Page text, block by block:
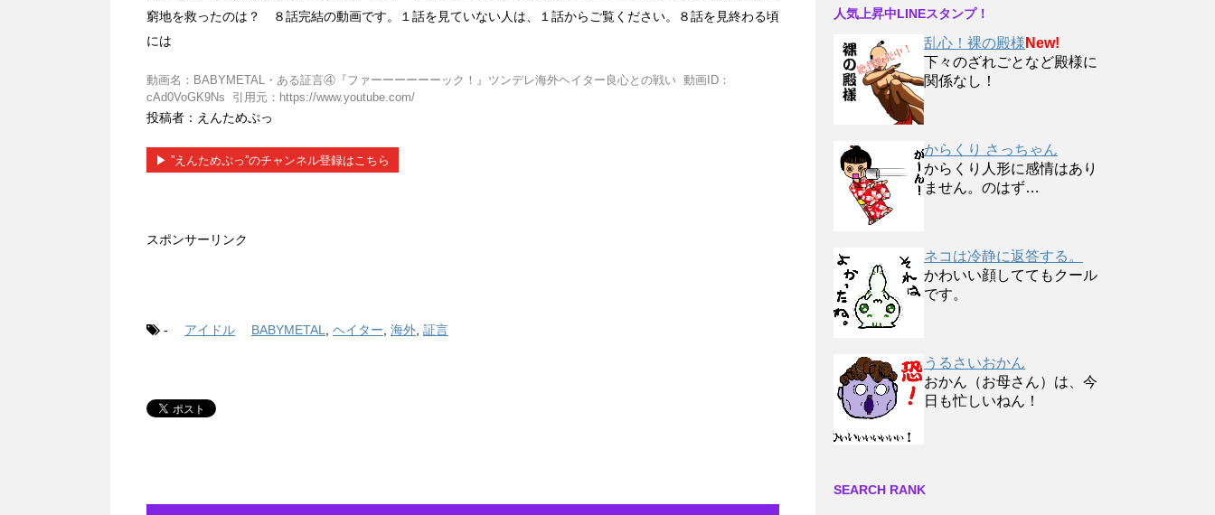
窮地を救ったのは？ ８話完結の動画です。１話を見ていない人は、１話からご覧ください。８話を見終わる頃
には
動画名：BABYMETAL・ある証言④『ファーーーーーーック！』ツンデレ海外ヘイター良心との戦い 動画ID：
cAd0VoGK9Ns 引用元：https://www.youtube.com/
投稿者：えんためぷっ
▶︎ ”えんためぷっ”のチャンネル登録はこちら
スポンサーリンク
- アイドル BABYMETAL ヘイター 海外 証言
人気上昇中LINEスタンプ！
乱心！裸の殿様 New!
下々のざれごとなど殿様に
関係なし！
からくり さっちゃん
からくり人形に感情はあり
ません。のはず…
ネコは冷静に返答する。
かわいい顔しててもクール
です。
うるさいおかん
おかん（お母さん）は、今
日も忙しいねん！
SEARCH RANK